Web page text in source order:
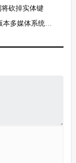
砍掉实体键
播报、交通灯倒计时等功能